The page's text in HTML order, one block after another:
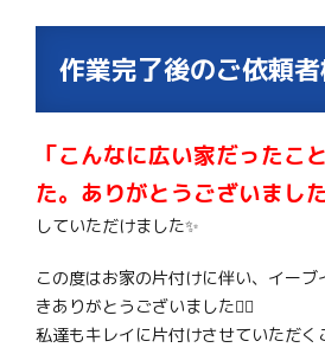
作業完了後のご依頼
「こんなに広い家だったこ
た。ありがとうございまし
していただけました✨
この度はお家の片付けに伴い、イー
きありがとうございました🙇‍♂️
私達もキレイに片付けさせていただく